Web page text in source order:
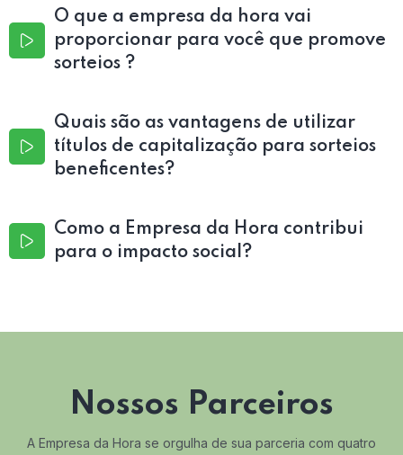
O que a empresa da hora vai
proporcionar para você que promove
sorteios ?
Quais são as vantagens de utilizar
títulos de capitalização para sorteios
beneficentes?
Como a Empresa da Hora contribui
para o impacto social?
Nossos Parceiros
A Empresa da Hora se orgulha de sua parceria com quatro